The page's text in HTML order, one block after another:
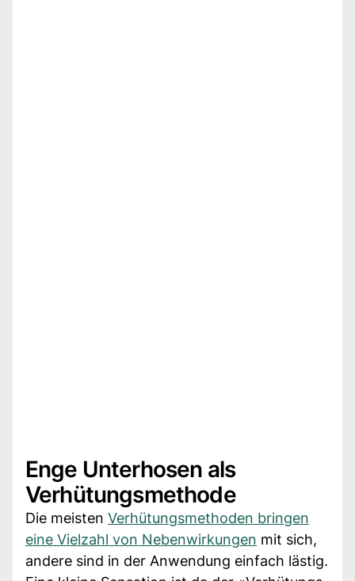
Enge Unterhosen als
Verhütungsmethode
Die meisten Verhütungsmethoden bringen
eine Vielzahl von Nebenwirkungen mit sich,
andere sind in der Anwendung einfach lästig.